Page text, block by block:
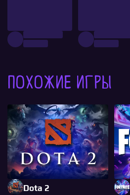
Похожие игры
Dota 2